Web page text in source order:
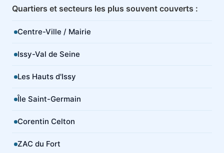
Quartiers et secteurs les plus souvent couverts :
Centre-Ville / Mairie
Issy-Val de Seine
Les Hauts d'Issy
Île Saint-Germain
Corentin Celton
ZAC du Fort